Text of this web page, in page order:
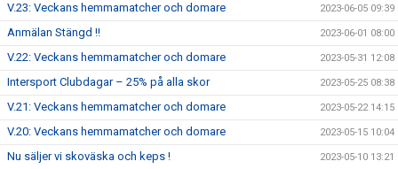
V.23: Veckans hemmamatcher och domare 2023-06-05 09:39
Anmälan Stängd !! 2023-06-01 08:00
V.22: Veckans hemmamatcher och domare 2023-05-31 12:08
Intersport Clubdagar – 25% på alla skor 2023-05-25 08:38
V.21: Veckans hemmamatcher och domare 2023-05-22 14:15
V.20: Veckans hemmamatcher och domare 2023-05-15 10:04
Nu säljer vi skoväska och keps ! 2023-05-10 13:21